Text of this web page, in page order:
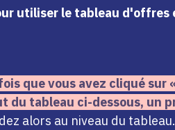
utiliser le tableau d'offres
que vous avez cliqué sur
du tableau ci-dessous, un
alors au niveau du